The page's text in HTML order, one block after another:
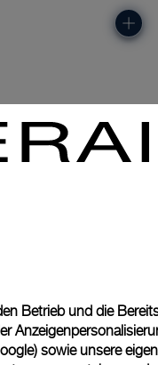
Betrieb und die
) sowie unsere